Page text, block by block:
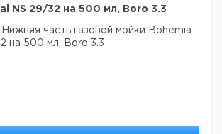
NS 29/32 на 500 мл, Boro 3.3
часть газовой мойки Bohemia
на 500 мл, Boro 3.3